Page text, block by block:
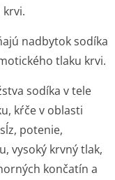
nadbytok sodíka
tlaku krvi.
sodíka v tele
kŕče v oblasti
potenie,
vysoký krvný tlak,
končatín a